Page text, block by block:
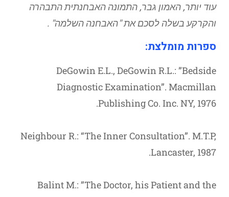
עוד יותר, האמון גבר, התמונה האבחנתית התבהרה
והקרקע בשלה לסכם את "האבחנה השלמה" .
ספרות מומלצת:
DeGowin E.L., DeGowin R.L.: ”Bedside
Diagnostic Examination”. Macmillan
Publishing Co. Inc. NY, 1976.
Neighbour R.: “The Inner Consultation”. M.T.P,
Lancaster, 1987.
Balint M.: ”The Doctor, his Patient and the